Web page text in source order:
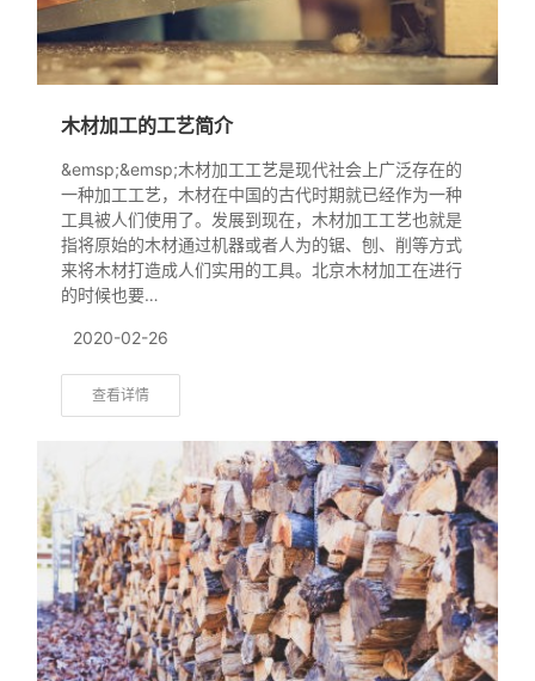
木材加工的工艺简介
&emsp;&emsp;木材加工工艺是现代社会上广泛存在的
一种加工工艺，木材在中国的古代时期就已经作为一种
工具被人们使用了。发展到现在，木材加工工艺也就是
指将原始的木材通过机器或者人为的锯、刨、削等方式
来将木材打造成人们实用的工具。北京木材加工在进行
的时候也要…
2020-02-26
查看详情